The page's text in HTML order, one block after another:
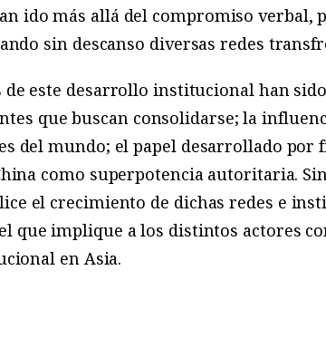
ido más allá del compromiso verbal,
sin descanso diversas redes
este desarrollo institucional han
que buscan consolidarse; la
del mundo; el papel desarrollado por
como superpotencia autoritaria.
el crecimiento de dichas redes e
que implique a los distintos actores
en Asia.